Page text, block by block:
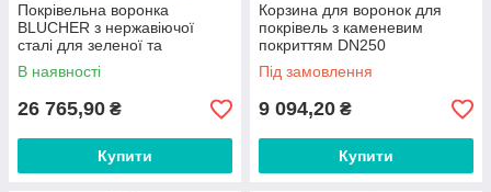
Покрівельна воронка
BLUCHER з нержавіючої
сталі для зеленої та
експлуатованої покрівлі
В наявності
26 765,90 ₴
Купити
Корзина для воронок для
покрівель з каменевим
покриттям DN250
арт.400.000.005
Під замовлення
9 094,20 ₴
Купити